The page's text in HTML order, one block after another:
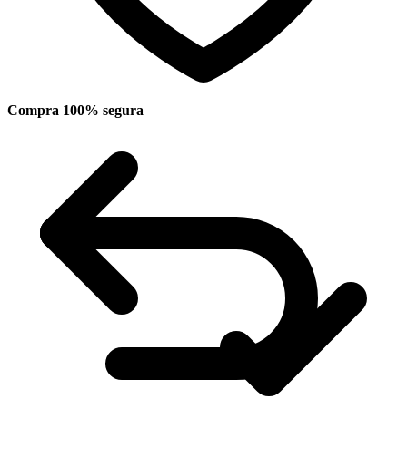
Compra 100% segura